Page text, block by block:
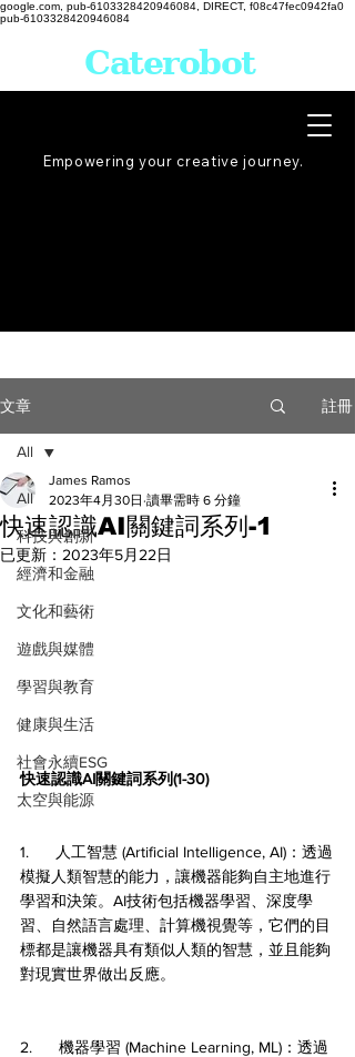
google.com, pub-6103328420946084, DIRECT, f08c47fec0942fa0
pub-6103328420946084
Empowering your creative journey.
Caterobot
文章 註冊
All
科技與創新
經濟和金融
文化和藝術
遊戲與媒體
學習與教育
健康與生活
社會永續ESG
太空與能源
All
快速認識AI關鍵詞系列-1
James Ramos
2023年4月30日 讀畢需時 6 分鐘
已更新： 2023年5月22日
快速認識AI關鍵詞系列(1-30)
1.      人工智慧 (Artificial Intelligence, AI)：透過
模擬人類智慧的能力，讓機器能夠自主地進行
學習和決策。AI技術包括機器學習、深度學
習、自然語言處理、計算機視覺等，它們的目
標都是讓機器具有類似人類的智慧，並且能夠
對現實世界做出反應。
2.      機器學習 (Machine Learning, ML)：透過